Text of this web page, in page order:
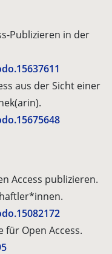
Publizieren in der
aus der Sicht einer
Access publizieren.
für Open Access.